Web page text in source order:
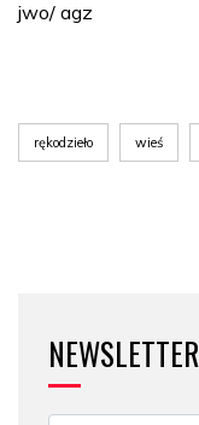
jwo/ agz
rękodzieło wieś
NEWSLETTER